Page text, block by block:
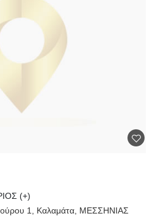
(+)
1, Καλαμάτα, ΜΕΣΣΗΝΙΑΣ